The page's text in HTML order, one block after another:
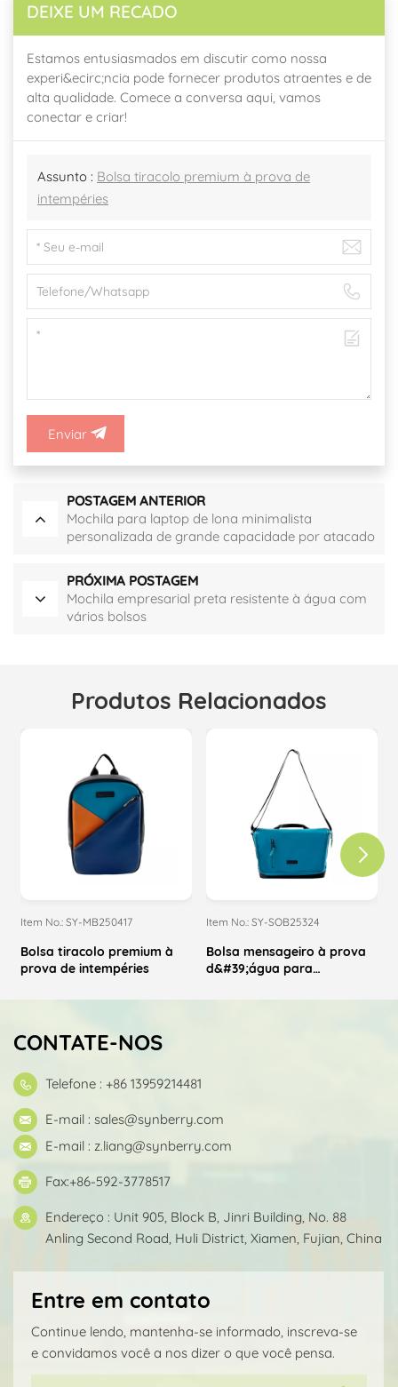
DEIXE UM RECADO
Estamos entusiasmados em discutir como nossa
experi&ecirc;ncia pode fornecer produtos atraentes e de
alta qualidade. Comece a conversa aqui, vamos
conectar e criar!
Assunto : Bolsa tiracolo premium à prova de
intempéries
Enviar
POSTAGEM ANTERIOR
Mochila para laptop de lona minimalista
personalizada de grande capacidade por atacado
PRÓXIMA POSTAGEM
Mochila empresarial preta resistente à água com
vários bolsos
Produtos Relacionados
Item No.: SY-MB250417
Bolsa tiracolo premium à
prova de intempéries
Item No.: SY-SOB25324
Bolsa mensageiro à prova
d&#39;água para
CONTATE-NOS
Telefone : +86 13959214481
E-mail : sales@synberry.com
E-mail : z.liang@synberry.com
Fax:+86-592-3778517
Endereço : Unit 905, Block B, Jinri Building, No. 88
Anling Second Road, Huli District, Xiamen, Fujian, China
Entre em contato
Continue lendo, mantenha-se informado, inscreva-se
e convidamos você a nos dizer o que você pensa.